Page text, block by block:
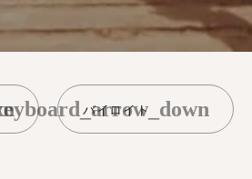
バイロイト